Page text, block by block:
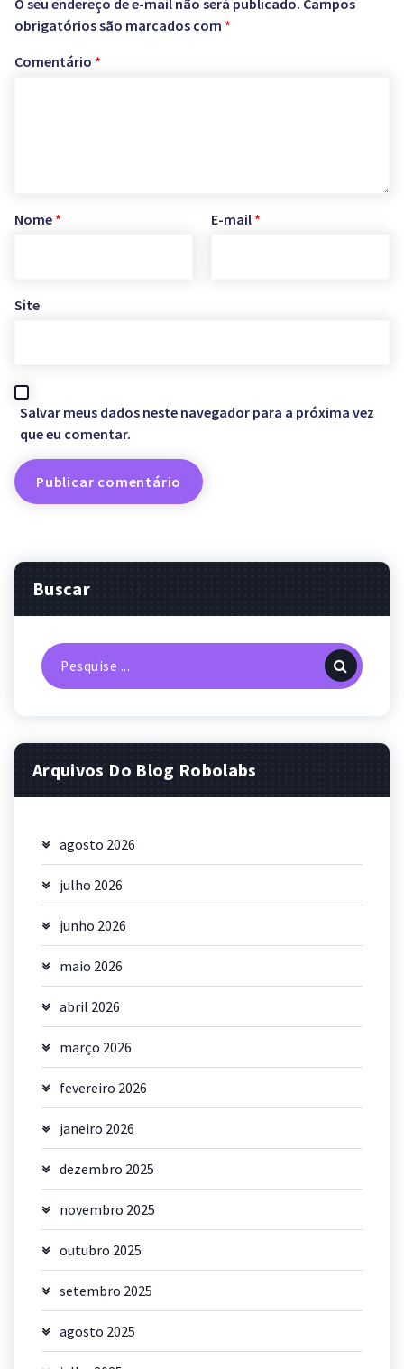
O seu endereço de e-mail não será publicado. Campos
obrigatórios são marcados com *
Comentário *
Nome * E-mail *
Site
Salvar meus dados neste navegador para a próxima vez
que eu comentar.
Buscar
Pesquisa
por:
Arquivos Do Blog Robolabs
agosto 2026
julho 2026
junho 2026
maio 2026
abril 2026
março 2026
fevereiro 2026
janeiro 2026
dezembro 2025
novembro 2025
outubro 2025
setembro 2025
agosto 2025